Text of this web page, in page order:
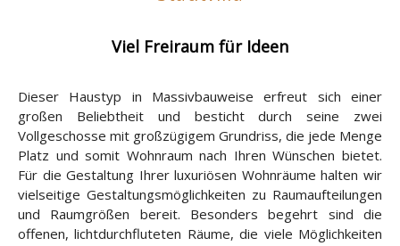
Viel Freiraum für Ideen
Dieser Haustyp in Massivbauweise erfreut sich einer
großen Beliebtheit und besticht durch seine zwei
Vollgeschosse mit großzügigem Grundriss, die jede Menge
Platz und somit Wohnraum nach Ihren Wünschen bietet.
Für die Gestaltung Ihrer luxuriösen Wohnräume halten wir
vielseitige Gestaltungsmöglichkeiten zu Raumaufteilungen
und Raumgrößen bereit. Besonders begehrt sind die
offenen, lichtdurchfluteten Räume, die viele Möglichkeiten